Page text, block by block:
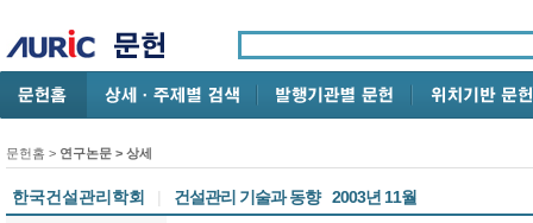
문헌홈 > 연구논문 > 상세
한국건설관리학회 | 건설관리 기술과 동향 2003년 11월